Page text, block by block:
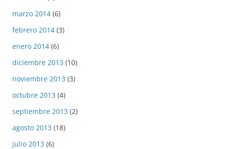
marzo 2014 (6)
febrero 2014 (3)
enero 2014 (6)
diciembre 2013 (10)
noviembre 2013 (3)
octubre 2013 (4)
septiembre 2013 (2)
agosto 2013 (18)
julio 2013 (6)